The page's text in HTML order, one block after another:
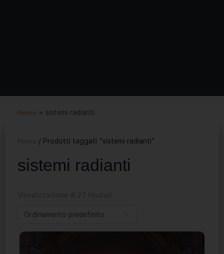
Home » sistemi radianti
/ Prodotti taggati “sistemi radianti”
sistemi radianti